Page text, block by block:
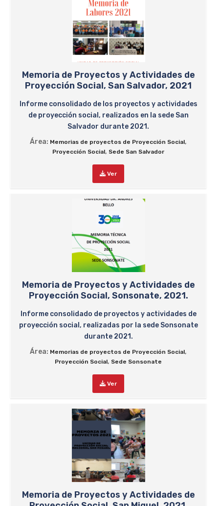
Memoria de Proyectos y Actividades de
Proyección Social, San Salvador, 2021
Informe consolidado de los proyectos y actividades
de proyección social, realizados en la sede San
Salvador durante 2021.
Área: Memorias de proyectos de Proyección Social,
Proyección Social, Sede San Salvador
Ver
Memoria de Proyectos y Actividades de
Proyección Social, Sonsonate, 2021.
Informe consolidado de proyectos y actividades de
proyección social, realizadas por la sede Sonsonate
durante 2021.
Área: Memorias de proyectos de Proyección Social,
Proyección Social, Sede Sonsonate
Ver
Memoria de Proyectos y Actividades de